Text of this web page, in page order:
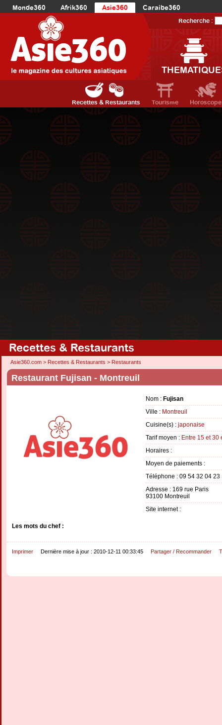
Monde360 Afrik360 Asie360
Caraibe360
Europe360
AmériqueDuNord360
Océanie360
Recherche :
Recettes & Restaurants Tourisme Horoscope
Recettes & Restaurants
Asie360.com > Recettes & Restaurants > Restaurants
Restaurant Fujisan - Montreuil
Nom : Fujisan
Ville : Montreuil
Cuisine(s) : japonaise
Tarif moyen : Entre 15 et 30
Horaires :
Moyen de paiements :
Téléphone : 09 54 32 04 23
Adresse : 169 rue Paris
93100 Montreuil
Site internet :
Les mots du chef :
Imprimer Dernière mise à jour : 2010-12-11 00:33:45 Partager / Recommander